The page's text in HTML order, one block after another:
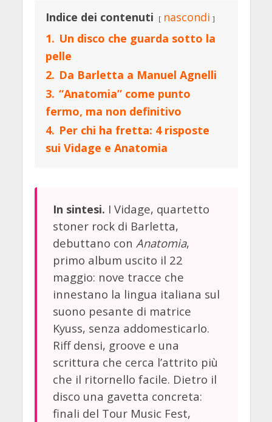
Indice dei contenuti
nascondi
1. Un disco che guarda sotto la
pelle
2. Da Barletta a Manuel Agnelli
3. “Anatomia” come punto
fermo, ma non definitivo
4. Per chi ha fretta: 4 risposte
sui Vidage e Anatomia
In sintesi. I Vidage, quartetto
stoner rock di Barletta,
debuttano con Anatomia,
primo album uscito il 22
maggio: nove tracce che
innestano la lingua italiana sul
suono pesante di matrice
Kyuss, senza addomesticarlo.
Riff densi, groove e una
scrittura che cerca l’attrito più
che il ritornello facile. Dietro il
disco una gavetta concreta:
finali del Tour Music Fest,